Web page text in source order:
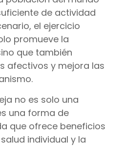
de actividad
el ejercicio
promueve la
que también
afectivos y mejora las
no es solo una
una forma de
que ofrece beneficios
individual y la